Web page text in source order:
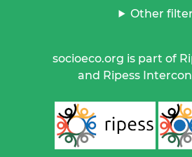
Other
socioeco.org is part of
and Ripess